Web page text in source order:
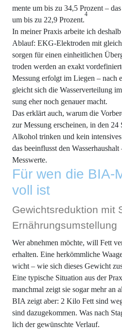
men­te um bis zu 34,5 Pro­zent –
um bis zu 22,9 Pro­zent.
4
In mei­ner Pra­xis arbei­te ich
Ablauf: EKG-Elek­tro­den mit
sor­gen für einen ein­heit­li­chen
tro­den wer­den an exakt
Mes­sung erfolgt im Lie­gen – nach
gleicht sich die Was­ser­ver­tei­lung
sung eher noch genau­er macht.
Das erklärt auch, war­um die
zur Mes­sung erschei­nen, in den 24
Alko­hol trin­ken und kein
das beein­flusst den
Messwerte.
Für wen die
voll ist
Gewichts­re­duk­ti­on mit
Ernährungsumstellung
Wer abneh­men möch­te, will Fett
erhal­ten. Eine her­kömm­li­che
wicht – wie sich die­ses Gewicht
Eine typi­sche Situa­ti­on aus der
manch­mal zeigt sie sogar mehr an
BIA zeigt aber: 2 Kilo Fett sind
sind dazu­ge­kom­men. Was nach
lich der gewünsch­te Verlauf.